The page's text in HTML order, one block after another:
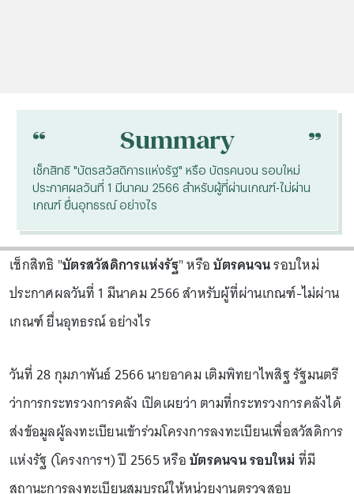
“ Summary “
เช็กสิทธิ "บัตรสวัสดิการแห่งรัฐ" หรือ บัตรคนจน รอบใหม่
ประกาศผลวันที่ 1 มีนาคม 2566 สำหรับผู้ที่ผ่านเกณฑ์-ไม่ผ่าน
เกณฑ์ ยื่นอุทธรณ์ อย่างไร
เช็กสิทธิ "บัตรสวัสดิการแห่งรัฐ" หรือบัตรคนจนรอบใหม่
ประกาศผลวันที่ 1 มีนาคม 2566 สำหรับผู้ที่ผ่านเกณฑ์-ไม่ผ่าน
เกณฑ์ ยื่นอุทธรณ์ อย่างไร
วันที่ 28 กุมภาพันธ์ 2566 นายอาคม เติมพิทยาไพสิฐ รัฐมนตรี
ว่าการกระทรวงการคลัง เปิดเผยว่า ตามที่กระทรวงการคลังได้
ส่งข้อมูลผู้ลงทะเบียนเข้าร่วมโครงการลงทะเบียนเพื่อสวัสดิการ
แห่งรัฐ (โครงการฯ) ปี 2565 หรือบัตรคนจน รอบใหม่ ที่มี
สถานะการลงทะเบียนสมบูรณ์ให้หน่วยงานตรวจสอบ